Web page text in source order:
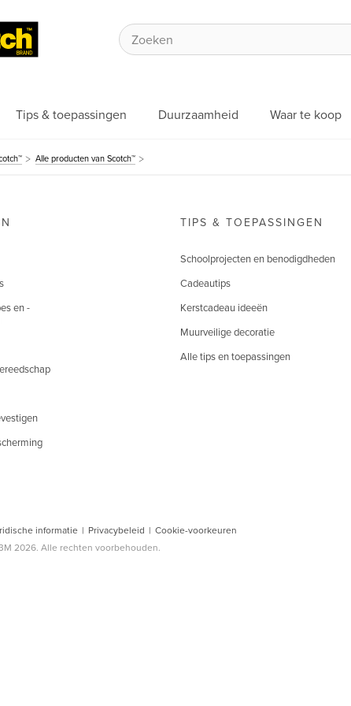
Tips & toepassingen Duurzaamheid Waar te koop
Alle producten van Scotch™
en -
TIPS & TOEPASSINGEN
Schoolprojecten en benodigdheden
Cadeautips
Kerstcadeau ideeën
Muurveilige decoratie
Alle tips en toepassingen
informatie | Privacybeleid | Cookie-voorkeuren
2026. Alle rechten voorbehouden.